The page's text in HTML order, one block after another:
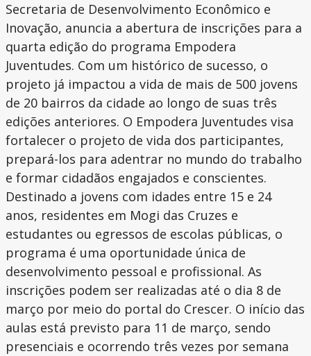
Secretaria de Desenvolvimento Econômico e
Inovação, anuncia a abertura de inscrições para a
quarta edição do programa Empodera
Juventudes. Com um histórico de sucesso, o
projeto já impactou a vida de mais de 500 jovens
de 20 bairros da cidade ao longo de suas três
edições anteriores. O Empodera Juventudes visa
fortalecer o projeto de vida dos participantes,
prepará-los para adentrar no mundo do trabalho
e formar cidadãos engajados e conscientes.
Destinado a jovens com idades entre 15 e 24
anos, residentes em Mogi das Cruzes e
estudantes ou egressos de escolas públicas, o
programa é uma oportunidade única de
desenvolvimento pessoal e profissional. As
inscrições podem ser realizadas até o dia 8 de
março por meio do portal do Crescer. O início das
aulas está previsto para 11 de março, sendo
presenciais e ocorrendo três vezes por semana